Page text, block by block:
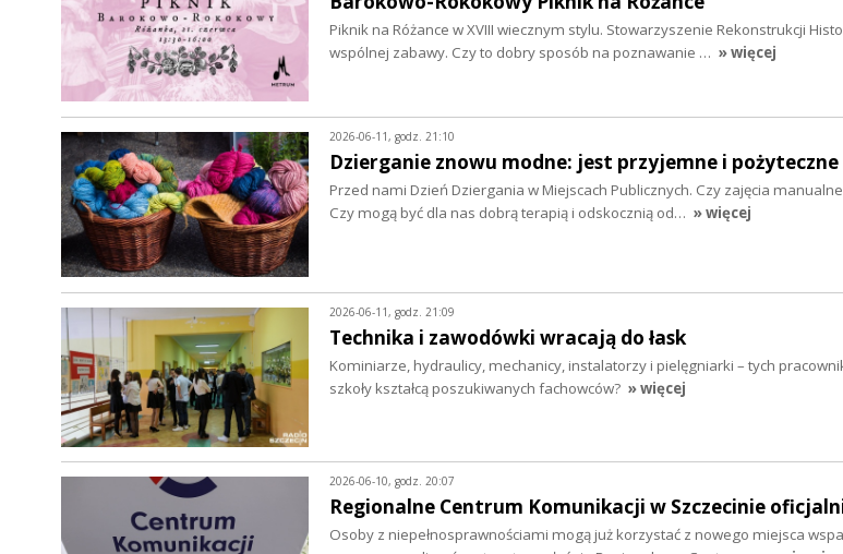
Piknik na Różance w XVIII wiecznym stylu. Stowarzyszenie Rekonstrukcji
wspólnej zabawy. Czy to dobry sposób na poznawanie … » więcej
2026-06-11, godz. 21:10
Dzierganie znowu modne: jest przyjemne i pożyteczne
Przed nami Dzień Dziergania w Miejscach Publicznych. Czy zajęcia
Czy mogą być dla nas dobrą terapią i odskocznią od… » więcej
2026-06-11, godz. 21:09
Technika i zawodówki wracają do łask
Kominiarze, hydraulicy, mechanicy, instalatorzy i pielęgniarki – tych
szkoły kształcą poszukiwanych fachowców? » więcej
2026-06-10, godz. 20:07
Regionalne Centrum Komunikacji w Szczecinie
Osoby z niepełnosprawnościami mogą już korzystać z nowego miejsca